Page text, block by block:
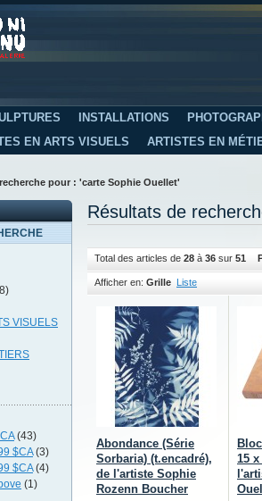
INSTALLATIONS
EN ARTS VISUELS ARTISTES EN
pour : 'carte Sophie Ouellet'
Résultats de
Total des articles de 28 à 36 sur 51
Afficher en: Grille Liste
Abondance (Série
Sorbaria) (t.encadré),
de l'artiste Sophie
Rozenn Boucher
15
VISUELS
(43)
$CA(3)
$CA(4)
(1)